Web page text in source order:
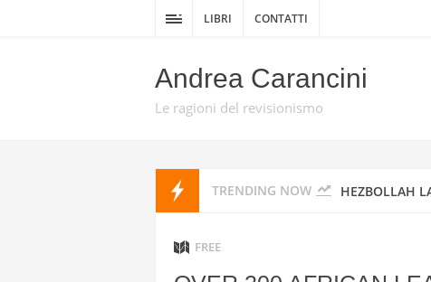
LIBRI CONTATTI
Andrea Carancini
Le ragioni del revisionismo
TRENDING NOW HEZBOLLAH
STATI UNITI
FREE